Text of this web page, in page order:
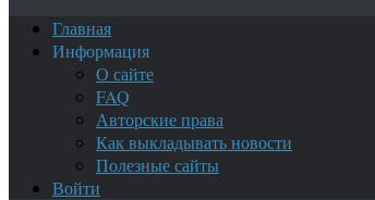
Главная
Информация
О сайте
FAQ
Авторские права
Как выкладывать новости
Полезные сайты
Войти